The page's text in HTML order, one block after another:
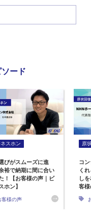
ード
ネスホン
びがスムーズに進
裕で納期に間に合い
！【お客様の声｜ビ
ホン】
客様の声
原
コ
く
し
客